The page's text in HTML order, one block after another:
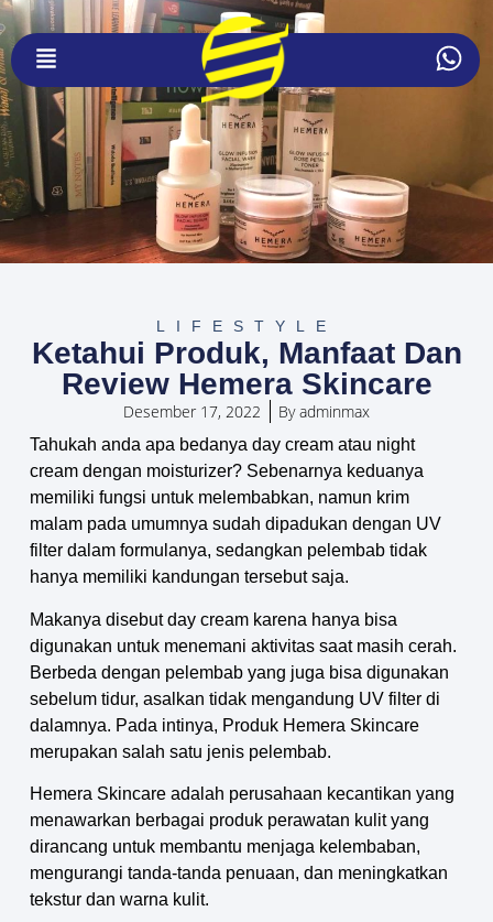
LIFESTYLE
Ketahui Produk, Manfaat Dan
Review Hemera Skincare
Desember 17, 2022 Byadminmax
Tahukah anda apa bedanya day cream atau night
cream dengan moisturizer? Sebenarnya keduanya
memiliki fungsi untuk melembabkan, namun krim
malam pada umumnya sudah dipadukan dengan UV
filter dalam formulanya, sedangkan pelembab tidak
hanya memiliki kandungan tersebut saja.
Makanya disebut day cream karena hanya bisa
digunakan untuk menemani aktivitas saat masih cerah.
Berbeda dengan pelembab yang juga bisa digunakan
sebelum tidur, asalkan tidak mengandung UV filter di
dalamnya. Pada intinya, Produk Hemera Skincare
merupakan salah satu jenis pelembab.
Hemera Skincare adalah perusahaan kecantikan yang
menawarkan berbagai produk perawatan kulit yang
dirancang untuk membantu menjaga kelembaban,
mengurangi tanda-tanda penuaan, dan meningkatkan
tekstur dan warna kulit.